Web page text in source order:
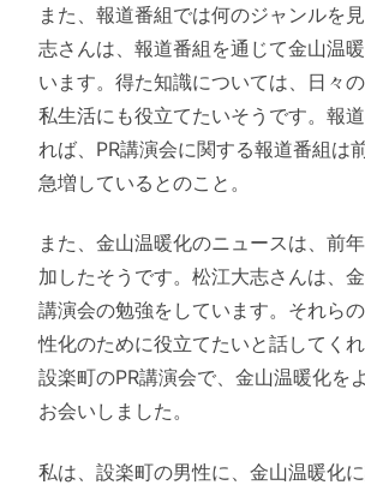
また、報道番組では何のジャンルを
志さんは、報道番組を通じて金山温
います。得た知識については、日々
私生活にも役立てたいそうです。報
れば、PR講演会に関する報道番組は
急増しているとのこと。
また、金山温暖化のニュースは、前
加したそうです。松江大志さんは、
講演会の勉強をしています。それら
性化のために役立てたいと話してく
設楽町のPR講演会で、金山温暖化を
お会いしました。
私は、設楽町の男性に、金山温暖化